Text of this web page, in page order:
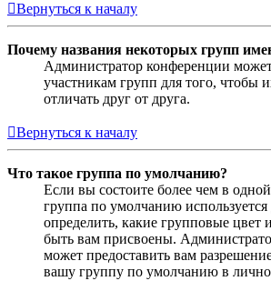
Вернуться к началу
Почему названия некоторых групп
Администратор конференции
участникам групп для того, чтобы
отличать друг от друга.
Вернуться к началу
Что такое группа по умолчанию?
Если вы состоите более чем в
группа по умолчанию используется
определить, какие групповые цвет
быть вам присвоены.
может предоставить вам
вашу группу по умолчанию в